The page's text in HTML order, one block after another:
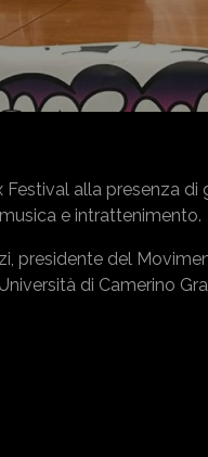
alla presenza
e intrattenimento.
presidente del
di Camerino